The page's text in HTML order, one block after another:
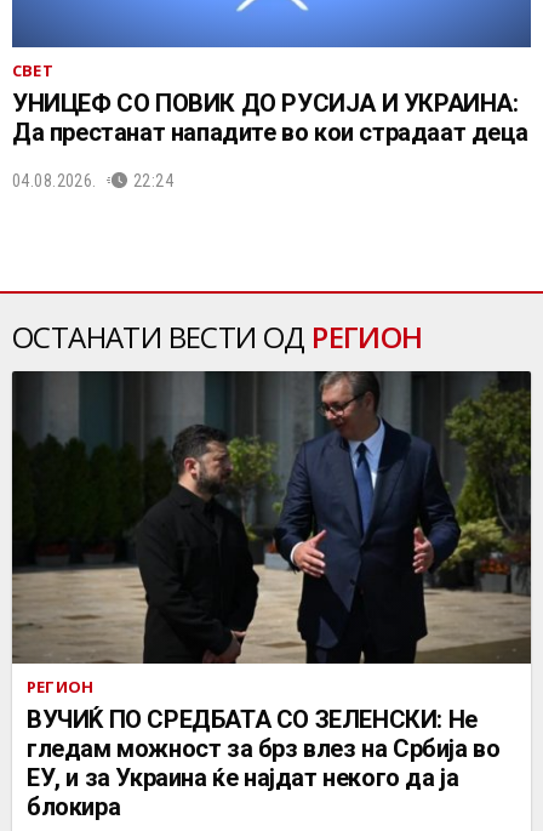
СВЕТ
УНИЦЕФ СО ПОВИК ДО РУСИЈА И УКРАИНА:
Да престанат нападите во кои страдаат деца
04.08.2026. 22:24
ОСТАНАТИ ВЕСТИ ОД РЕГИОН
РЕГИОН
ВУЧИЌ ПО СРЕДБАТА СО ЗЕЛЕНСКИ: Не
гледам можност за брз влез на Србија во
ЕУ, и за Украина ќе најдат некого да ја
блокира